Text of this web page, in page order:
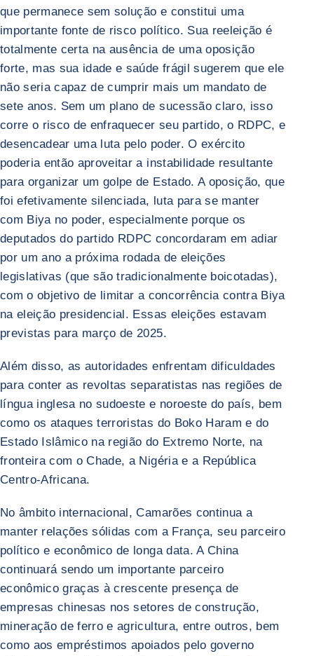
que permanece sem solução e constitui uma
importante fonte de risco político. Sua reeleição é
totalmente certa na ausência de uma oposição
forte, mas sua idade e saúde frágil sugerem que ele
não seria capaz de cumprir mais um mandato de
sete anos. Sem um plano de sucessão claro, isso
corre o risco de enfraquecer seu partido, o RDPC, e
desencadear uma luta pelo poder. O exército
poderia então aproveitar a instabilidade resultante
para organizar um golpe de Estado. A oposição, que
foi efetivamente silenciada, luta para se manter
com Biya no poder, especialmente porque os
deputados do partido RDPC concordaram em adiar
por um ano a próxima rodada de eleições
legislativas (que são tradicionalmente boicotadas),
com o objetivo de limitar a concorrência contra Biya
na eleição presidencial. Essas eleições estavam
previstas para março de 2025.
Além disso, as autoridades enfrentam dificuldades
para conter as revoltas separatistas nas regiões de
língua inglesa no sudoeste e noroeste do país, bem
como os ataques terroristas do Boko Haram e do
Estado Islâmico na região do Extremo Norte, na
fronteira com o Chade, a Nigéria e a República
Centro-Africana.
No âmbito internacional, Camarões continua a
manter relações sólidas com a França, seu parceiro
político e econômico de longa data. A China
continuará sendo um importante parceiro
econômico graças à crescente presença de
empresas chinesas nos setores de construção,
mineração de ferro e agricultura, entre outros, bem
como aos empréstimos apoiados pelo governo